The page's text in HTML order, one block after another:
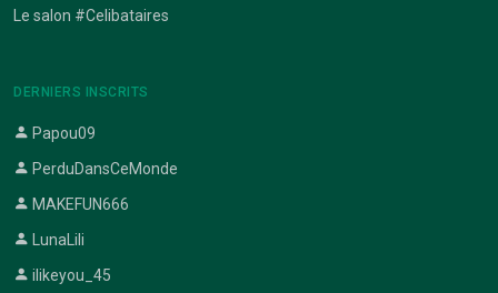
Le salon #Celibataires
DERNIERS INSCRITS
Papou09
PerduDansCeMonde
MAKEFUN666
LunaLili
ilikeyou_45